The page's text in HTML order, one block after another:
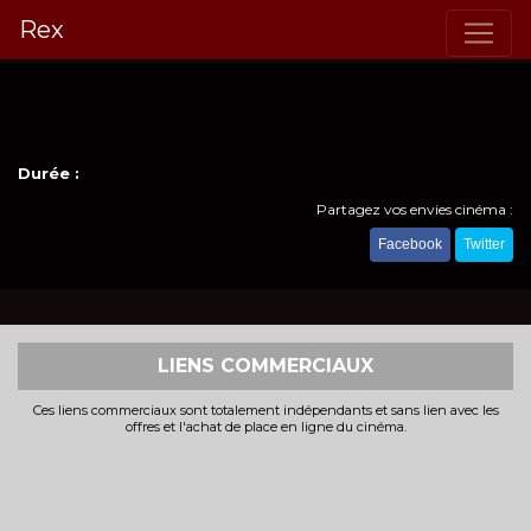
Rex
Durée :
Partagez vos envies cinéma :
Facebook Twitter
LIENS COMMERCIAUX
Ces liens commerciaux sont totalement indépendants et sans lien avec les
offres et l'achat de place en ligne du cinéma.